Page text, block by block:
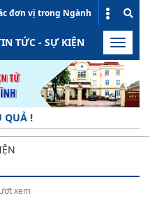
đơn vị trong Ngành
TỨC - SỰ KIỆN HOẠT
Toggle
xem